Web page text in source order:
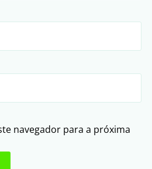
navegador para a próxima